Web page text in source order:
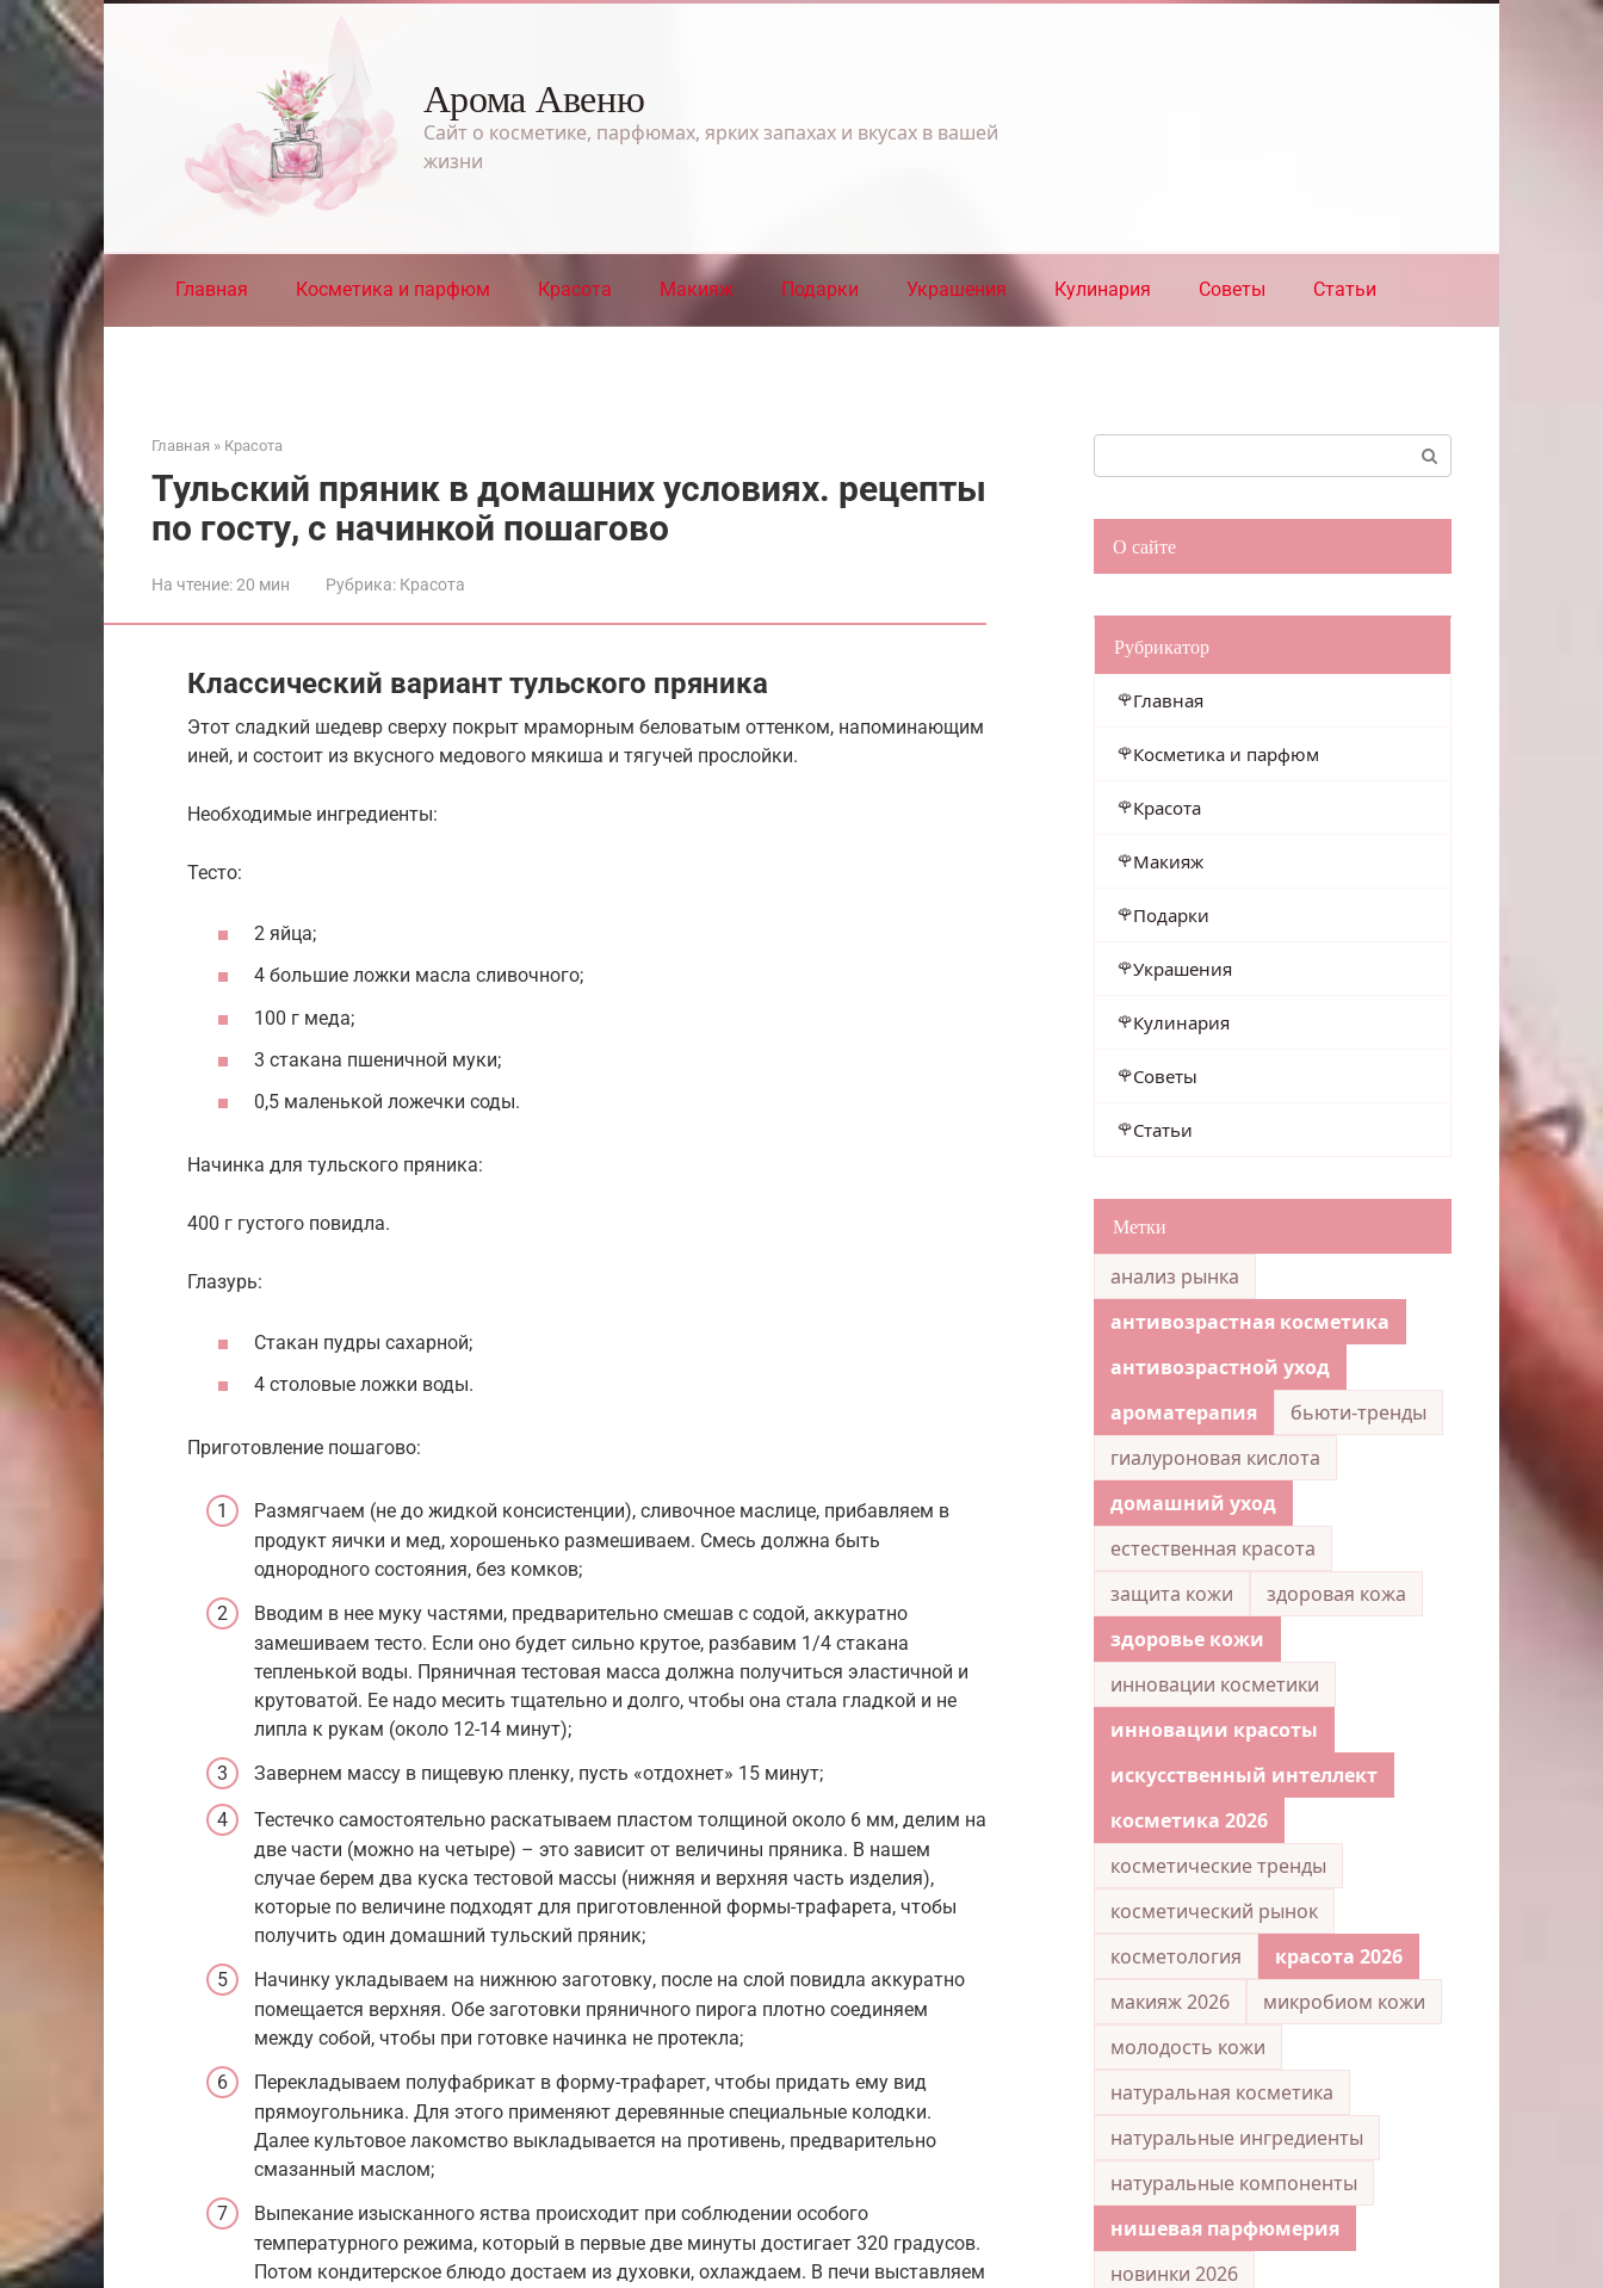
Перейти
к
контенту
Арома Авеню
Сайт о косметике, парфюмах, ярких запахах и вкусах в вашей
жизни
Главная Косметика и парфюм Красота Макияж Подарки Украшения Кулинария Советы Статьи
Главная » Красота
Тульский пряник в домашних условиях. рецепты
по госту, с начинкой пошагово
На чтение:20 мин Рубрика: Красота
Классический вариант тульского пряника
Этот сладкий шедевр сверху покрыт мраморным беловатым оттенком, напоминающим
иней, и состоит из вкусного медового мякиша и тягучей прослойки.
Необходимые ингредиенты:
Тесто:
2 яйца;
4 большие ложки масла сливочного;
100 г меда;
3 стакана пшеничной муки;
0,5 маленькой ложечки соды.
Начинка для тульского пряника:
400 г густого повидла.
Глазурь:
Стакан пудры сахарной;
4 столовые ложки воды.
Приготовление пошагово:
Размягчаем (не до жидкой консистенции), сливочное маслице, прибавляем в
продукт яички и мед, хорошенько размешиваем. Смесь должна быть
однородного состояния, без комков;
Вводим в нее муку частями, предварительно смешав с содой, аккуратно
замешиваем тесто. Если оно будет сильно крутое, разбавим 1/4 стакана
тепленькой воды. Пряничная тестовая масса должна получиться эластичной и
крутоватой. Ее надо месить тщательно и долго, чтобы она стала гладкой и не
липла к рукам (около 12-14 минут);
Завернем массу в пищевую пленку, пусть «отдохнет» 15 минут;
Тестечко самостоятельно раскатываем пластом толщиной около 6 мм, делим на
две части (можно на четыре) – это зависит от величины пряника. В нашем
случае берем два куска тестовой массы (нижняя и верхняя часть изделия),
которые по величине подходят для приготовленной формы-трафарета, чтобы
получить один домашний тульский пряник;
Начинку укладываем на нижнюю заготовку, после на слой повидла аккуратно
помещается верхняя. Обе заготовки пряничного пирога плотно соединяем
между собой, чтобы при готовке начинка не протекла;
Перекладываем полуфабрикат в форму-трафарет, чтобы придать ему вид
прямоугольника. Для этого применяют деревянные специальные колодки.
Далее культовое лакомство выкладывается на противень, предварительно
смазанный маслом;
Выпекание изысканного яства происходит при соблюдении особого
температурного режима, который в первые две минуты достигает 320 градусов.
Потом кондитерское блюдо достаем из духовки, охлаждаем. В печи выставляем
О сайте
Рубрикатор
Главная
Косметика и парфюм
Красота
Макияж
Подарки
Украшения
Кулинария
Советы
Статьи
Метки
анализ рынка
антивозрастная косметика
антивозрастной уход
ароматерапия
бьюти-тренды
гиалуроновая кислота
домашний уход
естественная красота
защита кожи
здоровая кожа
здоровье кожи
инновации косметики
инновации красоты
искусственный интеллект
косметика 2026
косметические тренды
косметический рынок
косметология
красота 2026
макияж 2026
микробиом кожи
молодость кожи
натуральная косметика
натуральные ингредиенты
натуральные компоненты
нишевая парфюмерия
новинки 2026